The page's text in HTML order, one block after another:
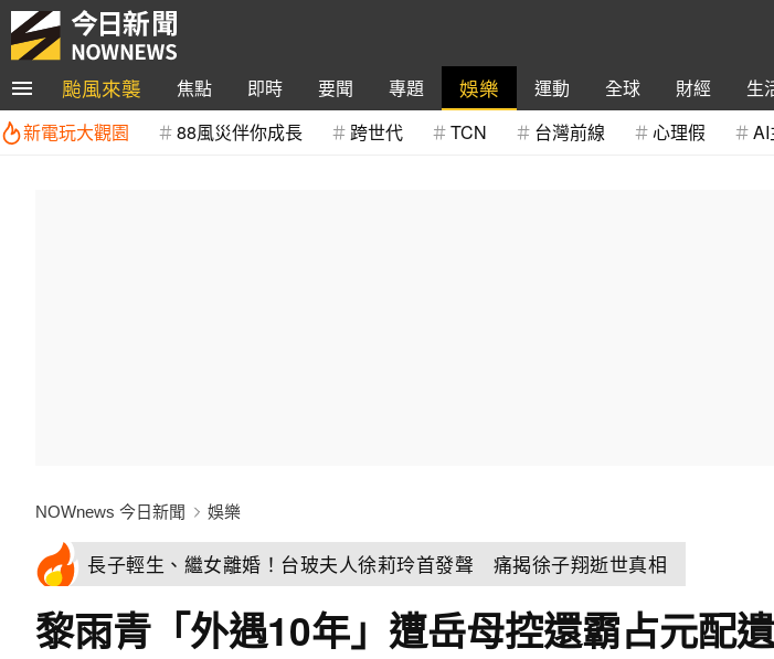
颱風來襲 焦點 即時 要聞 專題 娛樂 運動 全球 財經 生
新電玩大觀園
88風災伴你成長 跨世代 TCN 台灣前線 心理假
NOWnews 今日新聞 娛樂
長子輕生、繼女離婚！台玻夫人徐莉玲首發聲 痛揭徐子翔逝世真相
黎雨青「外遇10年」遭岳母控還霸占元配